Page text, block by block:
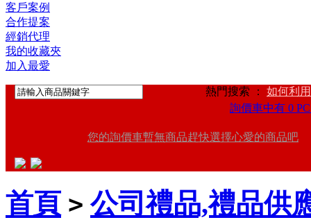
客戶案例
合作提案
經銷代理
我的收藏夾
加入最愛
熱門搜索 ： 如何利
詢價車中有 0
您的詢價車暫無商品趕快選擇心愛的商品吧
首頁 > 公司禮品,禮品供